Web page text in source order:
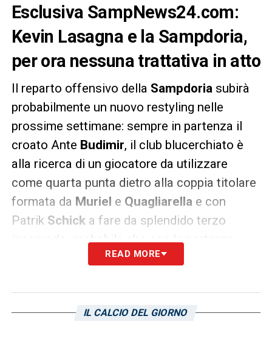
Esclusiva SampNews24.com:
Kevin Lasagna e la Sampdoria,
per ora nessuna trattativa in atto
Il reparto offensivo della Sampdoria subirà
probabilmente un nuovo restyling nelle
prossime settimane: sempre in partenza il
croato Ante Budimir, il club blucerchiato è
alla ricerca di un giocatore da utilizzare
come quarta punta dietro alla coppia titolare
formata da Muriel e Quagliarella e con
Patrik Schicka fare da splendido terzo
incomodo, probabile che con la partenza
dell’ex Crotone si vada o per la soluzione
attaccante della Primavera, o verso
l’acquisto di un attaccante simile a Budimir
READ MORE
IL CALCIO DEL GIORNO